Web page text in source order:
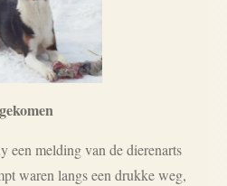
een melding van de dierenarts
waren langs een drukke weg,